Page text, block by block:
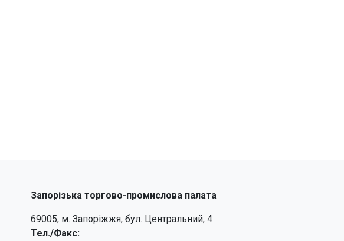
Запорізька торгово-промислова палата
69005, м. Запоріжжя, бул. Центральний, 4
Тел./Факс: